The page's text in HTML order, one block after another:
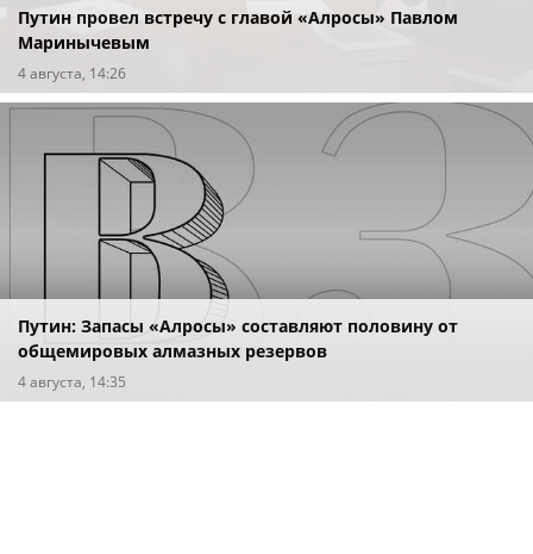
Путин провел встречу с главой «Алросы» Павлом
Маринычевым
4 августа, 14:26
Путин: Запасы «Алросы» составляют половину от
общемировых алмазных резервов
4 августа, 14:35